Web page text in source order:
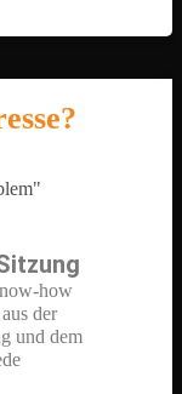
how
der
und dem